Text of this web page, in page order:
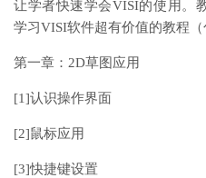
让学者快速学会VISI的使用。
学习VISI软件超有价值的教程（
第一章：2D草图应用
[1]认识操作界面
[2]鼠标应用
[3]快捷键设置